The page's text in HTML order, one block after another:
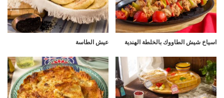
اسياخ شيش الطاووك بالخلطة الهندية عيش الطاسة